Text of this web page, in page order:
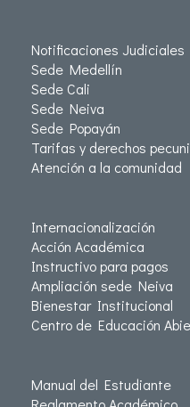
Notificaciones Judiciales
Sede Medellín
Sede Cali
Sede Neiva
Sede Popayán
Tarifas y derechos
Atención a la comunidad
Internacionalización
Acción Académica
Instructivo para pagos
Ampliación sede Neiva
Bienestar Institucional
Centro de Educación
Manual del Estudiante